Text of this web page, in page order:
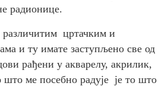
радионице.
различитим цртачким и
и ту имате заступљено све од
рађени у акварелу, акрилик,
ме посебно радује је то што